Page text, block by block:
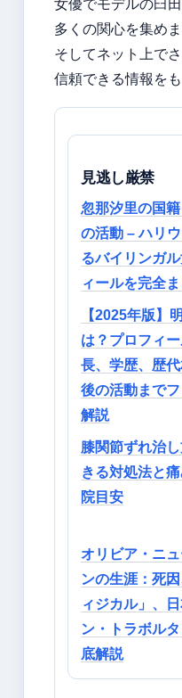
多くの関心を集め
そしてネット上で
信頼できる情報を
見逃し厳禁
忽那汐里の国
の活動 – ハリ
るバイリンガ
ィールを完全
【2025年版】
は？プロフィ
長、学歴、歴
後の活動まで
解説
膝関節ずれ治
きる対処法と
院目安
オリビア・ニ
ンの生涯：死
ィジカル」、
ン・トラボル
底解説